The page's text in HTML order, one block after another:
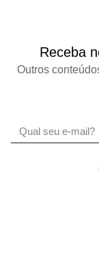
Receba
Outros